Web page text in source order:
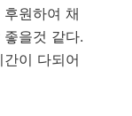
원하여 채
을것 같다.
이 다되어